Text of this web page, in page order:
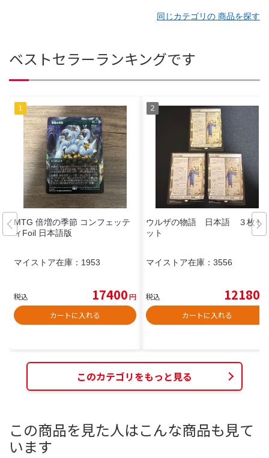
同じカテゴリの 商品を探す
ベストセラーランキングです
MTG 倍増の季節 コンフェッテ
ィFoil 日本語版
マイストア在庫： 1953
税込 17400円
カートに入れる
ウルザの物語 日本語 ３枚セ
ット
マイストア在庫： 3556
税込 12180
カートに入れる
このカテゴリをもっと見る
この商品を見た人はこんな商品も見て
います